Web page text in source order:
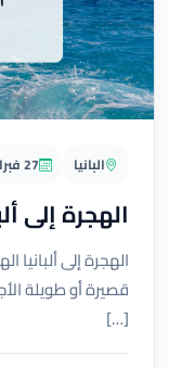
البانيا 27 فبراير، 2026
الهجرة إلى
الهجرة إلى ألبانيا
قصيرة أو طويلة
[…]